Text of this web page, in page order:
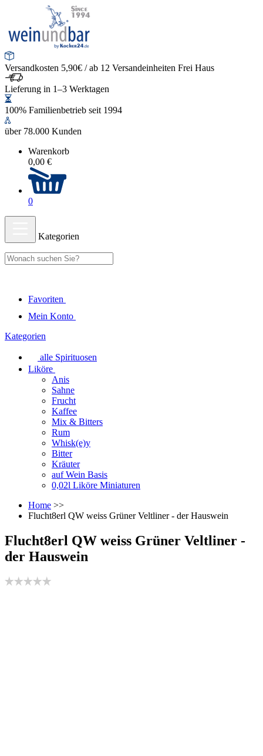
Versandkosten 5,90€ / ab 12 Versandeinheiten Frei Haus
Lieferung in 1–3 Werktagen
100% Familienbetrieb seit 1994
über 78.000 Kunden
Warenkorb
0,00 €
0
Kategorien
Favoriten
Mein Konto
Kategorien
alle Spirituosen
Liköre
Anis
Sahne
Frucht
Kaffee
Mix & Bitters
Rum
Whisk(e)y
Bitter
Kräuter
auf Wein Basis
0,02l Liköre Miniaturen
Home >>
Flucht8erl QW weiss Grüner Veltliner - der Hauswein
Flucht8erl QW weiss Grüner Veltliner -
der Hauswein